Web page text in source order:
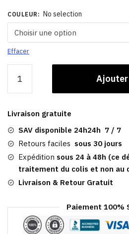
COULEUR : No selection
Effacer
Casquette
Bonnet
|
Hiver
Femme
April
Ajouter
Livraison gratuite
SAV disponible 24h24h 7 / 7
Retours faciles sous 30 jours
Expédition sous 24 à 48h (ce
traitement du colis et non au
Livraison & Retour Gratuit
Paiement 100%